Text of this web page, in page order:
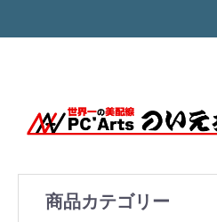
商品カテゴリー